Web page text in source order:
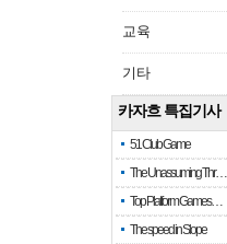
교육
기타
카자흐 특집기사
51 Club Game
The Unassuming Thr…
Top Platform Games…
The speed in Slope